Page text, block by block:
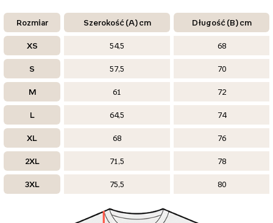
Rozmiar Szerokość (A) cm Długość (B) cm
XS 54,5 68
S 57,5 70
M 61 72
L 64,5 74
XL 68 76
2XL 71,5 78
3XL 75,5 80